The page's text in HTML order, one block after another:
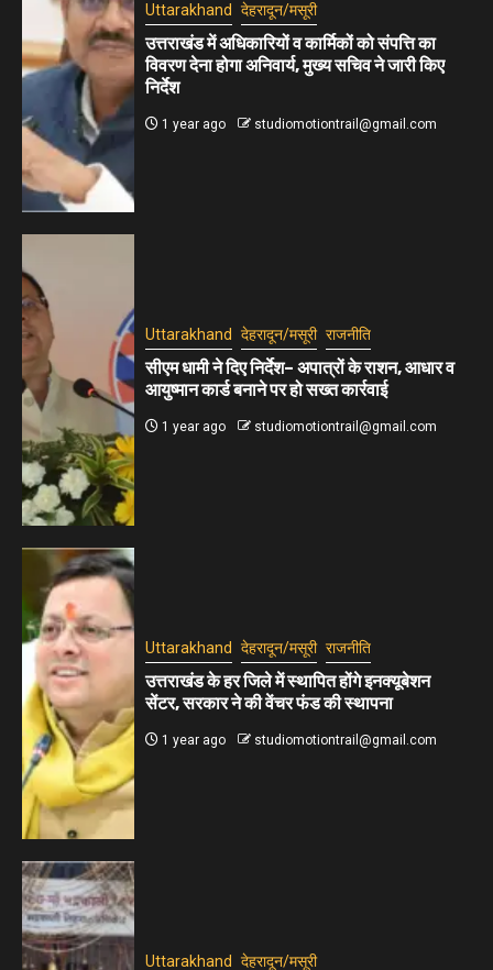
Uttarakhand देहरादून/मसूरी
उत्तराखंड में अधिकारियों व कार्मिकों को संपत्ति का
विवरण देना होगा अनिवार्य, मुख्य सचिव ने जारी किए
निर्देश
1 year ago studiomotiontrail@gmail.com
Uttarakhand देहरादून/मसूरी राजनीति
सीएम धामी ने दिए निर्देश– अपात्रों के राशन, आधार व
आयुष्मान कार्ड बनाने पर हो सख्त कार्रवाई
1 year ago studiomotiontrail@gmail.com
Uttarakhand देहरादून/मसूरी राजनीति
उत्तराखंड के हर जिले में स्थापित होंगे इनक्यूबेशन
सेंटर, सरकार ने की वेंचर फंड की स्थापना
1 year ago studiomotiontrail@gmail.com
Uttarakhand देहरादून/मसूरी